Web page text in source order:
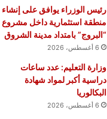
رئيس الوزراء يوافق على إنشاء
منطقة استثمارية داخل مشروع
“البروج” بامتداد مدينة الشروق
6 أغسطس، 2026
وزارة التعليم: عدد ساعات
دراسية أكبر لمواد شهادة
البكالوريا
6 أغسطس، 2026